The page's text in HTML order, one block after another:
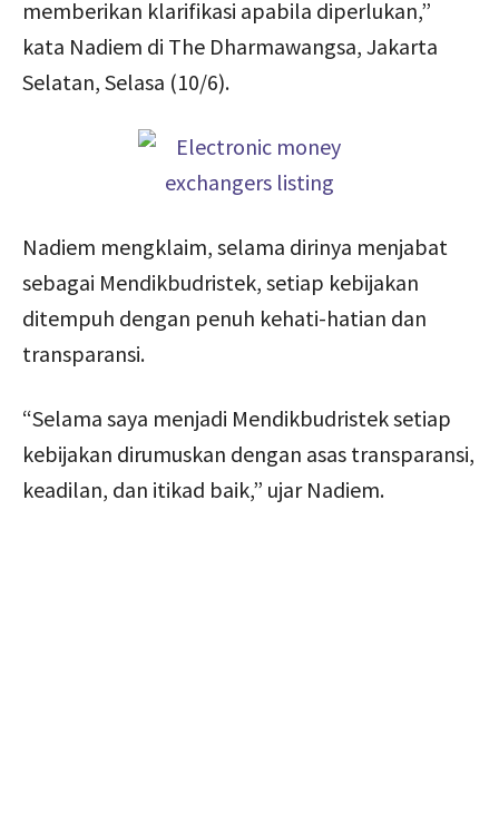
memberikan klarifikasi apabila diperlukan,”
kata Nadiem di The Dharmawangsa, Jakarta
Selatan, Selasa (10/6).
Nadiem mengklaim, selama dirinya menjabat
sebagai Mendikbudristek, setiap kebijakan
ditempuh dengan penuh kehati-hatian dan
transparansi.
“Selama saya menjadi Mendikbudristek setiap
kebijakan dirumuskan dengan asas transparansi,
keadilan, dan itikad baik,” ujar Nadiem.